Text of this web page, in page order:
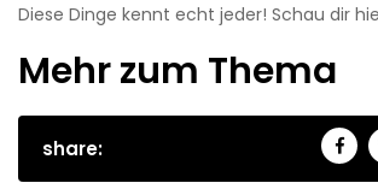
Diese Dinge kennt echt jeder! Schau dir
Mehr zum Thema
share: